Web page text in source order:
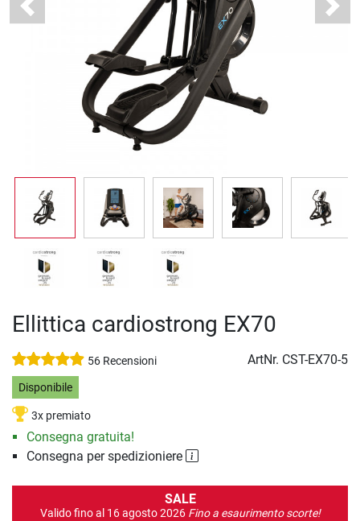
Previous Next
Ellittica cardiostrong EX70
56 Recensioni ArtNr. CST-EX70-5
Disponibile
3x premiato
Consegna gratuita!
Consegna per spedizioniere
SALE
Valido fino al 16 agosto 2026 Fino a esaurimento scorte!